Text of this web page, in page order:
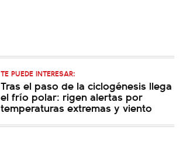
TE PUEDE INTERESAR:
Tras el paso de la ciclogénesis llega
el frío polar: rigen alertas por
temperaturas extremas y viento